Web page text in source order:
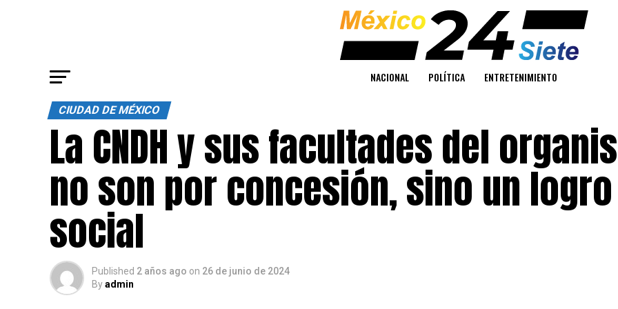
NACIONAL POLÍTICA ENTRETENIMIENTO
CIUDAD DE MÉXICO
La CNDH y sus facultades del
no son por concesión, sino un logro
social
Published 2 años ago on 26 de junio de 2024
Byadmin